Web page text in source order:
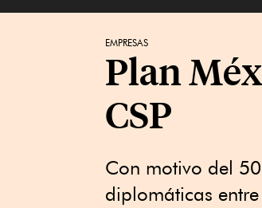
EMPRESAS
Plan
CSP
Con motivo del
diplomáticas